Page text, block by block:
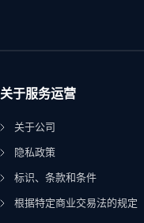
关于服务运营
关于公司
隐私政策
标识、条款和条件
根据特定商业交易法的规定